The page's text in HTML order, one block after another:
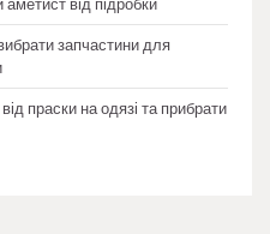
запчастини для
праски на одязі та прибрати